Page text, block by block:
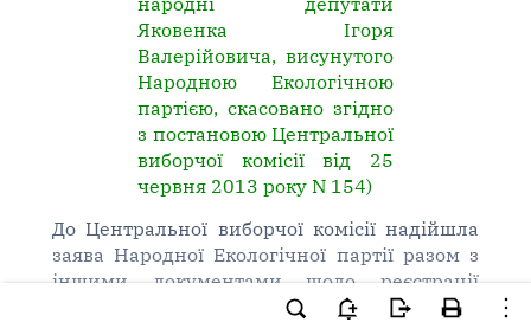
Яковенка Ігоря
Валерійовича, висунутого
Народною Екологічною
партією, скасовано згідно
з постановою Центральної
виборчої комісії від 25
червня 2013 року N 154)
До Центральної виборчої комісії надійшла
заява Народної Екологічної партії разом з
іншими документами щодо реєстрації
кандидата у народні депутати України